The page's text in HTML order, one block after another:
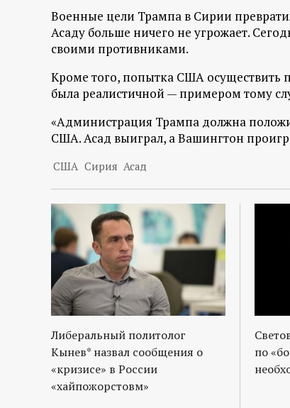
й
п
о
р
т
а
л
Военные цели Трампа в Сирии
Асаду больше ничего не угрожает.
своими противниками.
Кроме того, попытка США осуществить
была реалистичной — примером тому
«Администрация Трампа должна
США. Асад выиграл, а Вашингтон
США Сирия Асад
Либеральный политолог
Кынев* назвал сообщения о
«кризисе» в России
«хайпожорстовм»
по